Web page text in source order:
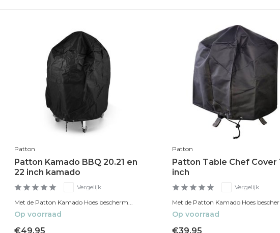
Patton
Patton Kamado BBQ 20.21 en
22 inch kamado
Vergelijk
Met de Patton Kamado Hoes bescherm...
Op voorraad
€49,95
Patton
Patton Table Chef Cover
inch
Vergelijk
Met de Patton Kamado Hoes
Op voorraad
€39,95